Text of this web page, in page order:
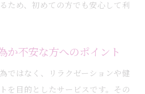
ため、初めての方でも安心して利
か不安な方へのポイント
ではなく、リラクゼーションや健
を目的としたサービスです。その